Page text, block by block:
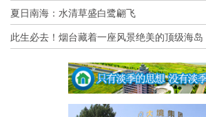
夏日南海：水清草盛白鹭翩飞
此生必去！烟台藏着一座风景绝美的顶级海岛